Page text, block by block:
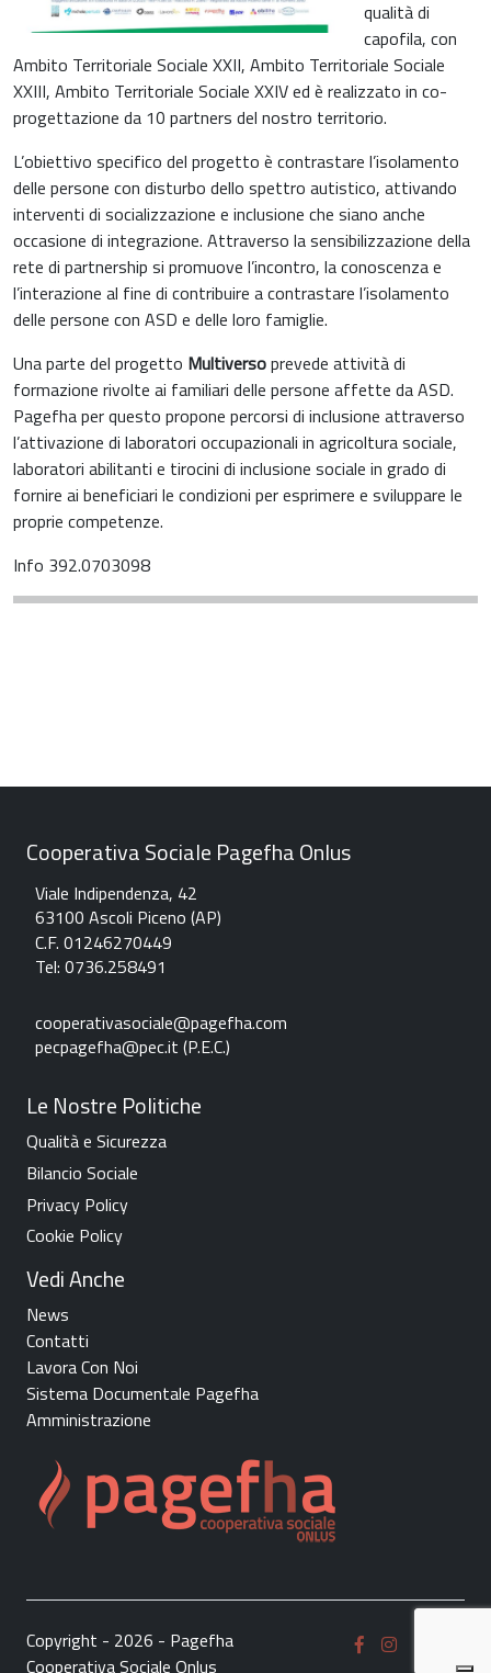
qualità di
capofila, con
Ambito Territoriale Sociale XXII, Ambito Territoriale Sociale
XXIII, Ambito Territoriale Sociale XXIV ed è realizzato in co-
progettazione da 10 partners del nostro territorio.
L’obiettivo specifico del progetto è contrastare l’isolamento
delle persone con disturbo dello spettro autistico, attivando
interventi di socializzazione e inclusione che siano anche
occasione di integrazione. Attraverso la sensibilizzazione della
rete di partnership si promuove l’incontro, la conoscenza e
l’interazione al fine di contribuire a contrastare l’isolamento
delle persone con ASD e delle loro famiglie.
Una parte del progetto Multiversoprevede attività di
formazione rivolte ai familiari delle persone affette da ASD.
Pagefha per questo propone percorsi di inclusione attraverso
l’attivazione di laboratori occupazionali in agricoltura sociale,
laboratori abilitanti e tirocini di inclusione sociale in grado di
fornire ai beneficiari le condizioni per esprimere e sviluppare le
proprie competenze.
Info 392.0703098
Cooperativa Sociale Pagefha Onlus
Viale Indipendenza, 42
63100 Ascoli Piceno (AP)
C.F. 01246270449
Tel: 0736.258491
cooperativasociale@pagefha.com
pecpagefha@pec.it (P.E.C.)
Le Nostre Politiche
Qualità e Sicurezza
Bilancio Sociale
Privacy Policy
Cookie Policy
Vedi Anche
News
Contatti
Lavora Con Noi
Sistema Documentale Pagefha
Amministrazione
Copyright - 2026 - Pagefha
Cooperativa Sociale Onlus